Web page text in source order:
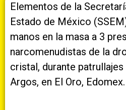
Elementos de la
Estado de México
manos en la masa a 3
narcomenudistas de la
cristal, durante
Argos, en El Oro, Edomex.